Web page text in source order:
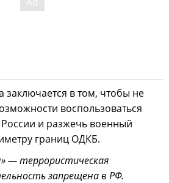
заключается в том, чтобы не
воспользоваться
и разжечь военный
границ ОДКБ.
— террористическая
запрещена в РФ.